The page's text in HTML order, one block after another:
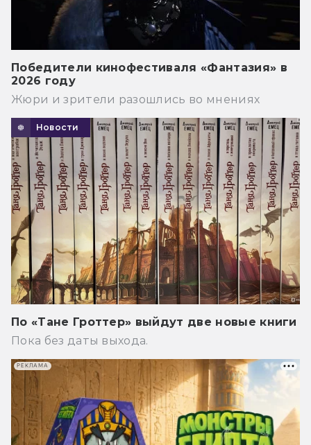
Победители кинофестиваля «Фантазия» в
2026 году
Жюри и зрители разошлись во мнениях
Новости
По «Тане Гроттер» выйдут две новые книги
Пока без даты выхода.
РЕКЛАМА